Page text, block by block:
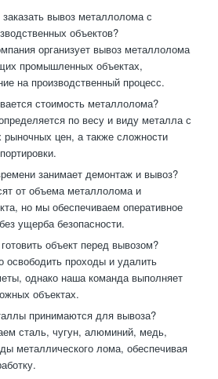
вывоз металлолома с
объектов?
организует вывоз металлолома
промышленных объектах,
на производственный процесс.
стоимость металлолома?
по весу и виду металла с
рыночных цен, а также сложности
занимает демонтаж и вывоз?
от объема металлолома и
но мы обеспечиваем оперативное
ущерба безопасности.
объект перед вывозом?
проходы и удалить
однако наша команда выполняет
объектах.
принимаются для вывоза?
сталь, чугун, алюминий, медь,
металлического лома, обеспечивая